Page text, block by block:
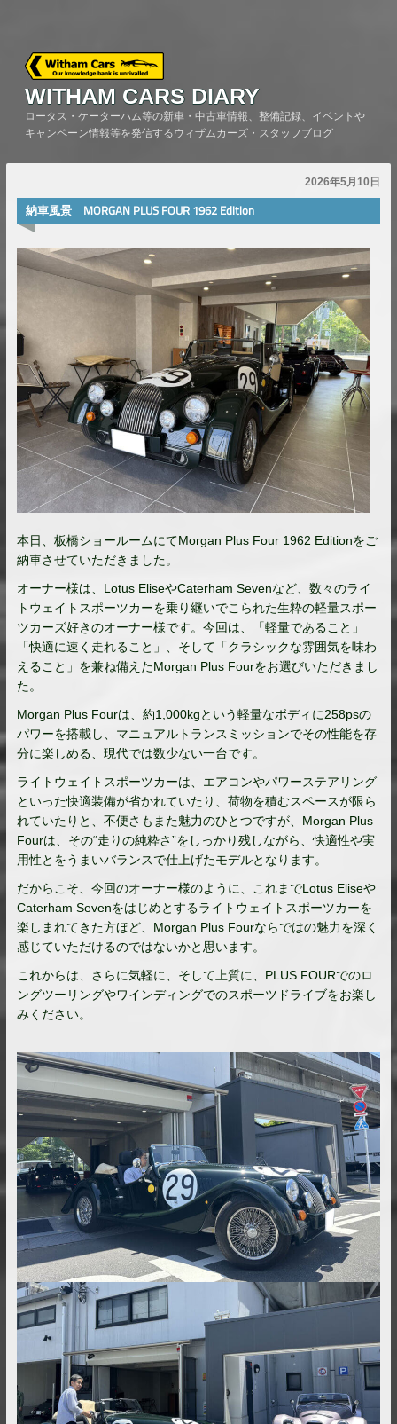
WITHAM CARS DIARY
ロータス・ケーターハム等の新車・中古車情報、整備記録、イベントや
キャンペーン情報等を発信するウィザムカーズ・スタッフブログ
2026年5月10日
納車風景 MORGAN PLUS FOUR 1962 Edition
本日、板橋ショールームにてMorgan Plus Four 1962 Editionをご
納車させていただきました。
オーナー様は、 Lotus EliseやCaterham Sevenなど、数々のライ
トウェイトスポーツカーを乗り継いでこられた生粋の軽量スポー
ツカーズ好きのオーナー様です。今回は、「軽量であること」
「快適に速く走れること」、そして「クラシックな雰囲気を味わ
えること」を兼ね備えたMorgan Plus Fourをお選びいただきまし
た。
Morgan Plus Fourは、約1,000kgという軽量なボディに258psの
パワーを搭載し、マニュアルトランスミッションでその性能を存
分に楽しめる、現代では数少ない一台です。
ライトウェイトスポーツカーは、エアコンやパワーステアリング
といった快適装備が省かれていたり、荷物を積むスペースが限ら
れていたりと、不便さもまた魅力のひとつですが、 Morgan Plus
Fourは、その“走りの純粋さ”をしっかり残しながら、快適性や実
用性とをうまいバランスで仕上げたモデルとなります。
だからこそ、今回のオーナー様のように、これまでLotus Eliseや
Caterham Sevenをはじめとするライトウェイトスポーツカーを
楽しまれてきた方ほど、 Morgan Plus Fourならではの魅力を深く
感じていただけるのではないかと思います。
これからは、さらに気軽に、そして上質に、PLUS FOURでのロ
ングツーリングやワインディングでのスポーツドライブをお楽し
みください。